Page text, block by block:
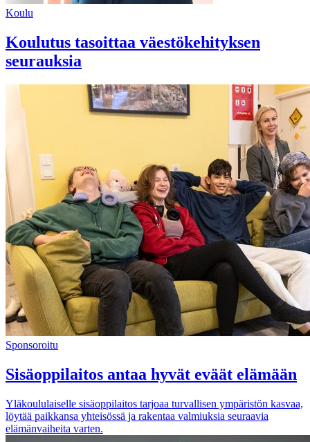
Koulu
Koulutus tasoittaa väestökehityksen
seurauksia
Sponsoroitu
Sisäoppilaitos antaa hyvät eväät elämään
Yläkoululaiselle sisäoppilaitos tarjoaa turvallisen ympäristön kasvaa,
löytää paikkansa yhteisössä ja rakentaa valmiuksia seuraavia
elämänvaiheita varten.